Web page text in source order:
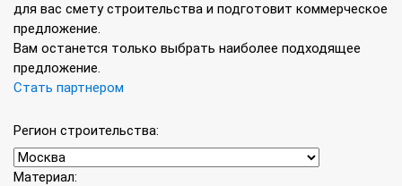
для вас смету строительства и подготовит коммерческое
предложение.
Вам останется только выбрать наиболее подходящее
предложение.
Стать партнером
Регион строительства:
Материал: